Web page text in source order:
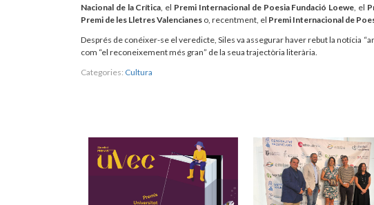
Nacional de la Crítica, el Premi Internacional de Poesia Fundació Loewe, el
Premi de les Lletres Valencianes o, recentment, el Premi Internacional de
Després de conéixer-se el veredicte, Siles va assegurar haver rebut la notícia
com “el reconeixement més gran” de la seua trajectòria literària.
Categories: Cultura